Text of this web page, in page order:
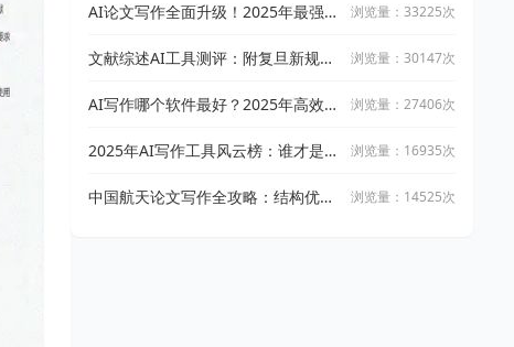
AI论文写作全面升级！2025年最强写
稿
浏览量：33225次
文献综述AI工具测评：附复旦新规下
浏览量：30147次
AI写作哪个软件最好？2025年高效智
浏览量：27406次
2025年AI写作工具风云榜：谁才是真
浏览量：16935次
中国航天论文写作全攻略：结构优化
浏览量：14525次